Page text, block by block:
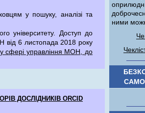
у пошуку, аналізі та
університету. Доступ до
від 6 листопада 2018 року
сфері управління МОН, до
ДОСЛІДНИКІВ ORCID
ними